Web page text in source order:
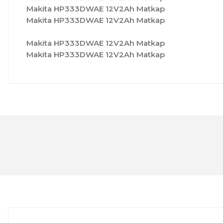
Makita HP333DWAE 12V2Ah Matkap
Makita HP333DWAE 12V2Ah Matkap
Makita HP333DWAE 12V2Ah Matkap
Makita HP333DWAE 12V2Ah Matkap